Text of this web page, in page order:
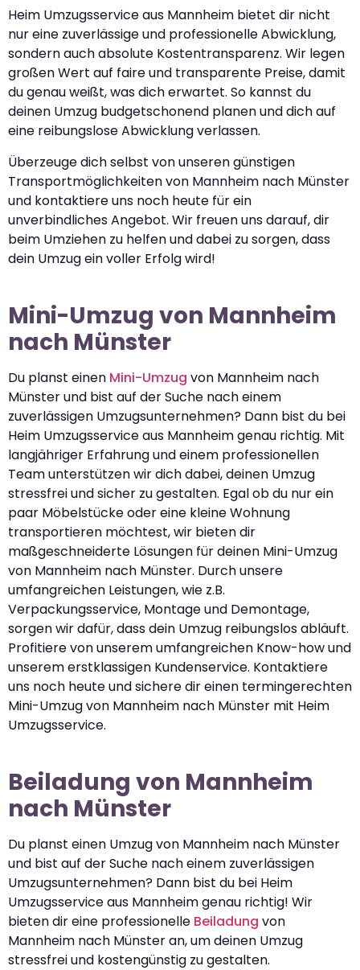
Heim Umzugsservice aus Mannheim bietet dir nicht
nur eine zuverlässige und professionelle Abwicklung,
sondern auch absolute Kostentransparenz. Wir legen
großen Wert auf faire und transparente Preise, damit
du genau weißt, was dich erwartet. So kannst du
deinen Umzug budgetschonend planen und dich auf
eine reibungslose Abwicklung verlassen.
Überzeuge dich selbst von unseren günstigen
Transportmöglichkeiten von Mannheim nach Münster
und kontaktiere uns noch heute für ein
unverbindliches Angebot. Wir freuen uns darauf, dir
beim Umziehen zu helfen und dabei zu sorgen, dass
dein Umzug ein voller Erfolg wird!
Mini-Umzug von Mannheim
nach Münster
Du planst einen Mini-Umzug von Mannheim nach
Münster und bist auf der Suche nach einem
zuverlässigen Umzugsunternehmen? Dann bist du bei
Heim Umzugsservice aus Mannheim genau richtig. Mit
langjähriger Erfahrung und einem professionellen
Team unterstützen wir dich dabei, deinen Umzug
stressfrei und sicher zu gestalten. Egal ob du nur ein
paar Möbelstücke oder eine kleine Wohnung
transportieren möchtest, wir bieten dir
maßgeschneiderte Lösungen für deinen Mini-Umzug
von Mannheim nach Münster. Durch unsere
umfangreichen Leistungen, wie z.B.
Verpackungsservice, Montage und Demontage,
sorgen wir dafür, dass dein Umzug reibungslos abläuft.
Profitiere von unserem umfangreichen Know-how und
unserem erstklassigen Kundenservice. Kontaktiere
uns noch heute und sichere dir einen termingerechten
Mini-Umzug von Mannheim nach Münster mit Heim
Umzugsservice.
Beiladung von Mannheim
nach Münster
Du planst einen Umzug von Mannheim nach Münster
und bist auf der Suche nach einem zuverlässigen
Umzugsunternehmen? Dann bist du bei Heim
Umzugsservice aus Mannheim genau richtig! Wir
bieten dir eine professionelle Beiladung von
Mannheim nach Münster an, um deinen Umzug
stressfrei und kostengünstig zu gestalten.